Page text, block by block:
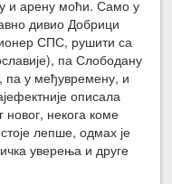
и арену моћи. Само у
дивио Добрици
СПС, рушити са
па Слободану
у међувремену, и
описала
некога коме
лепше, одмах је
уверења и друге